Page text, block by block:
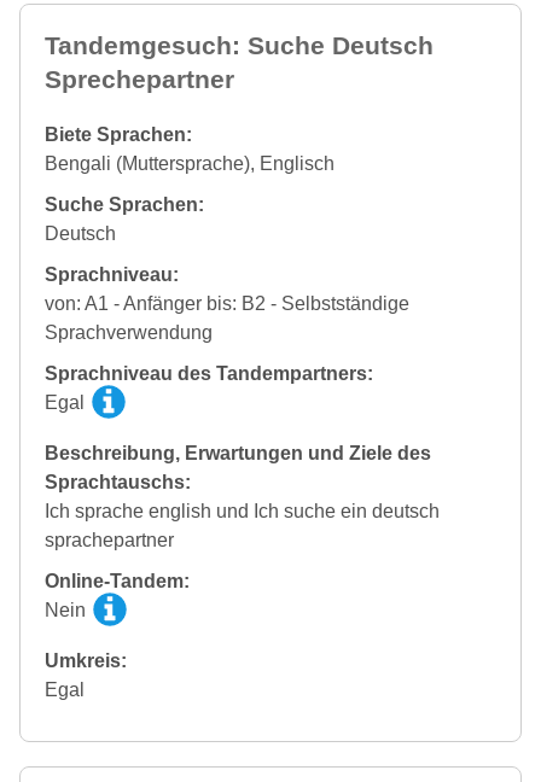
Tandemgesuch: Suche Deutsch
Sprechepartner
Biete Sprachen:
Bengali (Muttersprache), Englisch
Suche Sprachen:
Deutsch
Sprachniveau:
von: A1 - Anfänger bis: B2 - Selbstständige
Sprachverwendung
Sprachniveau des Tandempartners:
Egal
Beschreibung, Erwartungen und Ziele des
Sprachtauschs:
Ich sprache english und Ich suche ein deutsch
sprachepartner
Online-Tandem:
Nein
Umkreis:
Egal